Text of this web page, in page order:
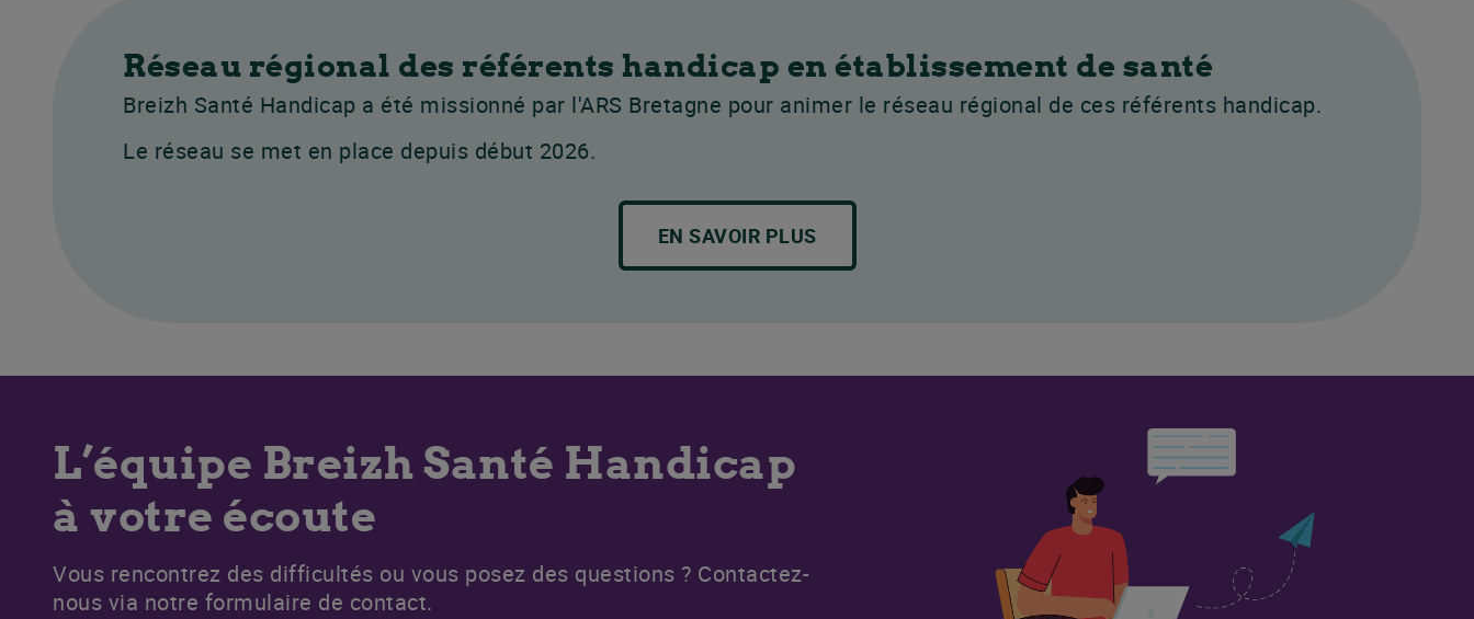
Réseau régional des référents handicap en établissement de santé
Breizh Santé Handicap a été missionné par l'ARS Bretagne pour animer le réseau régional de ces référents handicap.
Le réseau se met en place depuis début 2026.
EN SAVOIR PLUS
L’équipe Breizh Santé Handicap
à votre écoute
Vous rencontrez des difficultés ou vous posez des questions ? Contactez-
nous via notre formulaire de contact.